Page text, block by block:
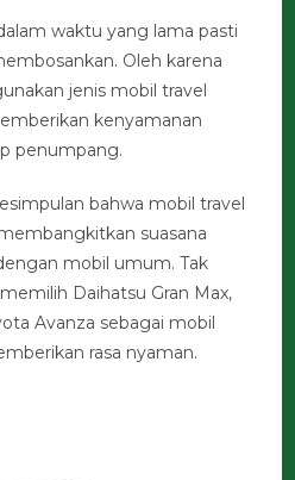
waktu yang lama pasti
Oleh karena
jenis mobil travel
kenyamanan
penumpang.
bahwa mobil travel
suasana
mobil umum. Tak
Daihatsu Gran Max,
Avanza sebagai mobil
rasa nyaman.